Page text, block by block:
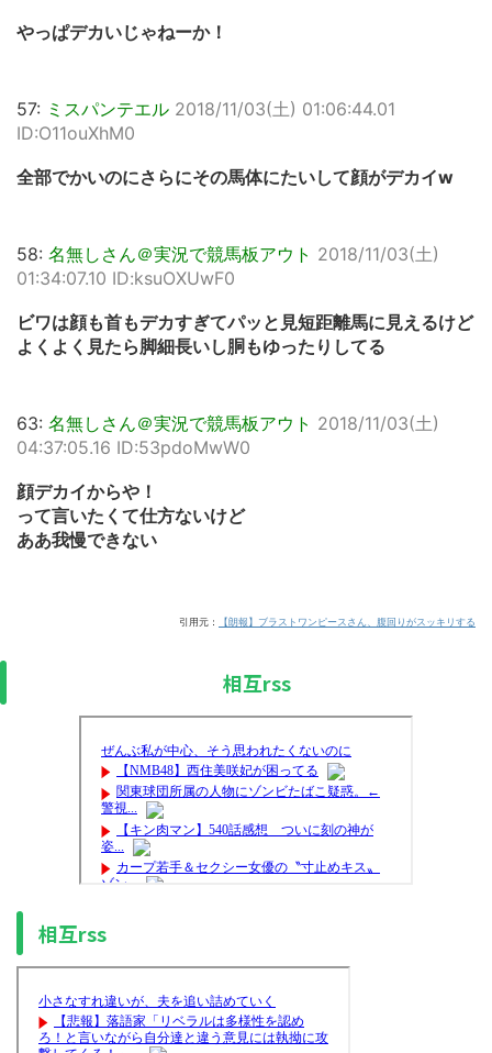
やっぱデカいじゃねーか！
57: ミスパンテエル 2018/11/03(土) 01:06:44.01
ID:O11ouXhM0
全部でかいのにさらにその馬体にたいして顔がデカイw
58: 名無しさん＠実況で競馬板アウト 2018/11/03(土)
01:34:07.10 ID:ksuOXUwF0
ビワは顔も首もデカすぎてパッと見短距離馬に見えるけど
よくよく見たら脚細長いし胴もゆったりしてる
63: 名無しさん＠実況で競馬板アウト 2018/11/03(土)
04:37:05.16 ID:53pdoMwW0
顔デカイからや！
って言いたくて仕方ないけど
ああ我慢できない
引用元： 【朗報】ブラストワンピースさん、腹回りがスッキリする
相互rss
相互rss